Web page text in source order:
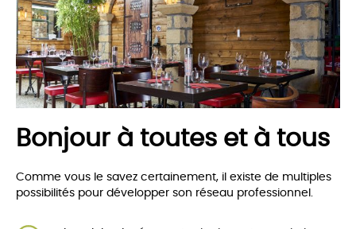
Bonjour à toutes et à tous
Comme vous le savez certainement, il existe de multiples
possibilités pour développer son réseau professionnel.